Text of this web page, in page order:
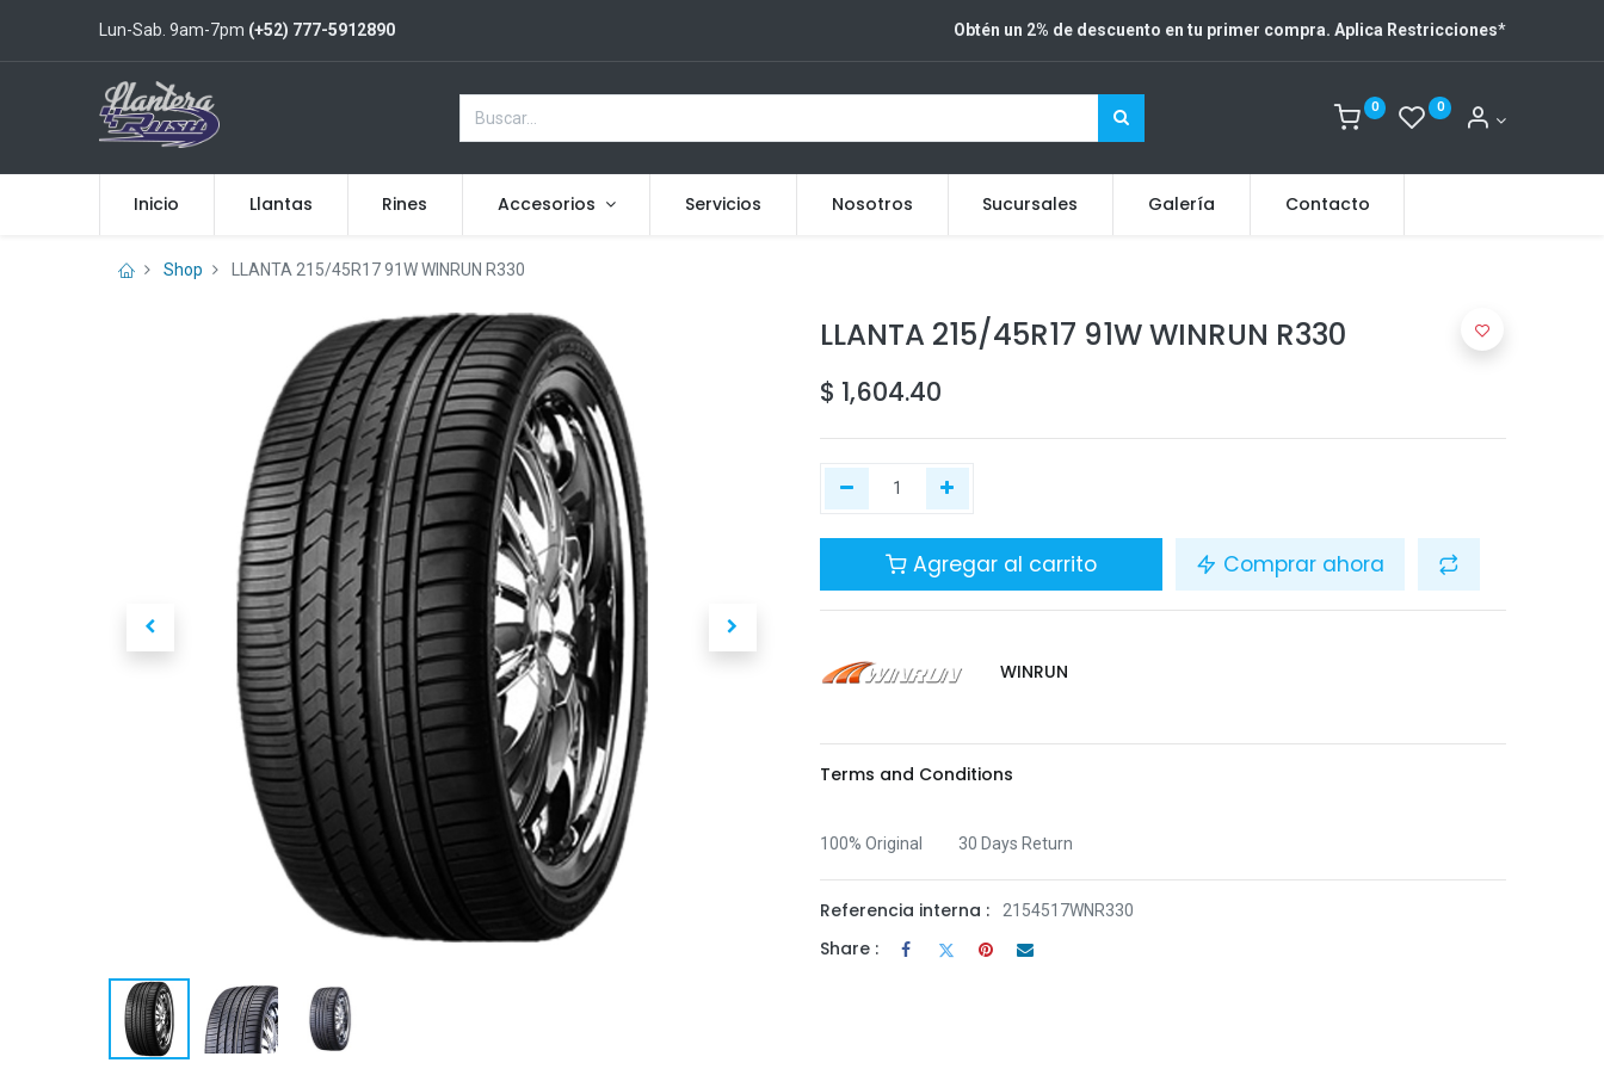
Lun-Sab. 9am-7pm (+52) 777-5912890 Obtén un 2% de descuento en tu primer compra. Aplica Restricciones*
0 0
Inicio Llantas Rines Accesorios Servicios Nosotros Sucursales Galería Contacto
Shop LLANTA 215/45R17 91W WINRUN R330
LLANTA 215/45R17 91W WINRUN R330
$ 1,604.40
Agregar al carrito Comprar ahora
WINRUN
Terms and Conditions
100% Original 30 Days Return
Referencia interna : 2154517WNR330
Share :